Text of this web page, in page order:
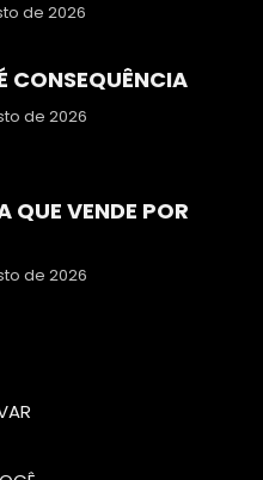
de 2026
CONSEQUÊNCIA
de 2026
QUE VENDE POR
de 2026